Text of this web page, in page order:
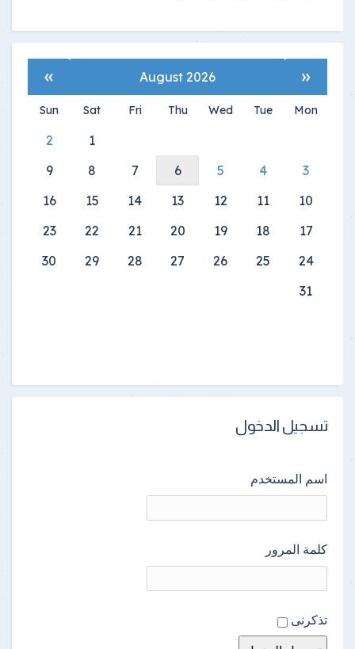
«
August 2026
»
Mon
Tue
Wed
Thu
Fri
Sat
Sun
1
2
3
4
5
6
7
8
9
10
11
12
13
14
15
16
17
18
19
20
21
22
23
24
25
26
27
28
29
30
31
تسجيل الدخول
اسم المستخدم
كلمة المرور
تذكرنى